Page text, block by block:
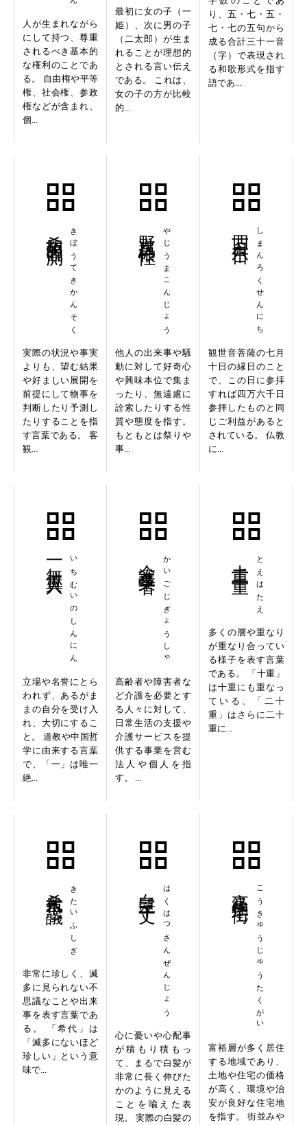
人が生まれながら
にして持つ、尊重
されるべき基本的
な権利のことであ
る。 自由権や平等
権、社会権、参政
権などが含まれ、
個...
最初に女の子（一
姫）、次に男の子
（二太郎）が生ま
れることが理想的
とされる言い伝え
である。 これは、
女の子の方が比較
的...
り、五・七・五・
七・七の五句から
成る合計三十一音
（字）で表現され
る和歌形式を指す
語であ...
きぼうてきかんそく
実際の状況や事実
よりも、望む結果
や好ましい展開を
前提にして物事を
判断したり予測し
たりすることを指
す言葉である。 客
観...
やじうまこんじょう
他人の出来事や騒
動に対して好奇心
や興味本位で集ま
ったり、無遠慮に
詮索したりする性
質や態度を指す。
もともとは祭りや
事...
しまんろくせんにち
観世音菩薩の七月
十日の縁日のこと
で、この日に参拝
すれば四万六千日
参拝したものと同
じご利益があると
されている。 仏教
に...
いちむいのしんにん
一無位真人
立場や名誉にとら
われず、あるがま
まの自分を受け入
れ、大切にするこ
と。 道教や中国哲
学に由来する言葉
で、「一」は唯一
絶...
かいごじぎょうしゃ
高齢者や障害者な
ど介護を必要とす
る人々に対して、
日常生活の支援や
介護サービスを提
供する事業を営む
法人や個人を指
す。 ...
とえはたえ
多くの層や重なり
が重なり合ってい
る様子を表す言葉
である。 「十重」
は十重にも重なっ
ている、「二十
重」はさらに二十
重に...
きたいふしぎ
非常に珍しく、滅
多に見られない不
思議なことや出来
事を表す言葉であ
る。 「希代」は
「滅多にないほど
珍しい」という意
味で...
はくはつさんぜんじょう
心に憂いや心配事
が積もり積もっ
て、まるで白髪が
非常に長く伸びた
かのように見える
ことを喩えた表
現。 実際の白髪の
こうきゅうじゅうたくがい
富裕層が多く居住
する地域であり、
土地や住宅の価格
が高く、環境や治
安が良好な住宅地
を指す。 街並みや